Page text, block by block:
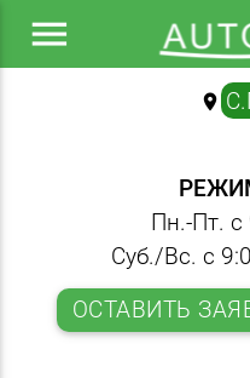
menu
location_on
Пн.-Пт. с
Суб./Вс. с
ОСТАВИТЬ